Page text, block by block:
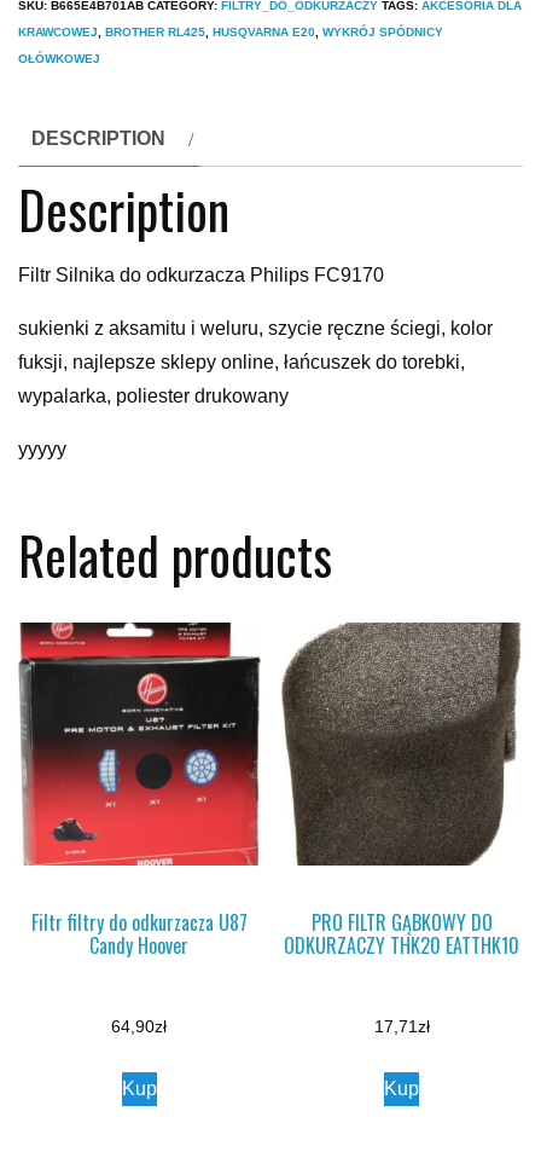
SKU: B665E4B701AB CATEGORY: FILTRY_DO_ODKURZACZY TAGS: AKCESORIA DLA
KRAWCOWEJ, BROTHER RL425, HUSQVARNA E20, WYKRÓJ SPÓDNICY
OŁÓWKOWEJ
DESCRIPTION
Description
Filtr Silnika do odkurzacza Philips FC9170
sukienki z aksamitu i weluru, szycie ręczne ściegi, kolor
fuksji, najlepsze sklepy online, łańcuszek do torebki,
wypalarka, poliester drukowany
yyyyy
Related products
Filtr filtry do odkurzacza U87
Candy Hoover
64,90zł
Kup
PRO FILTR GĄBKOWY DO
ODKURZACZY THK20 EATTHK10
17,71zł
Kup